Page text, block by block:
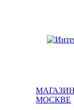
МОСКВЕ